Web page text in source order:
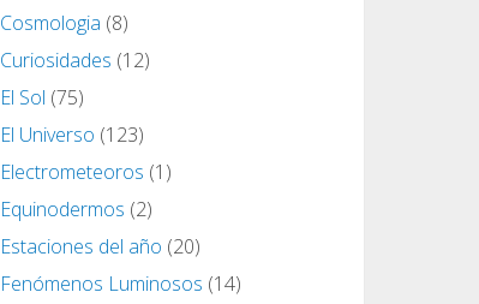
Cosmologia (8)
Curiosidades (12)
El Sol (75)
El Universo (123)
Electrometeoros (1)
Equinodermos (2)
Estaciones del año (20)
Fenómenos Luminosos (14)